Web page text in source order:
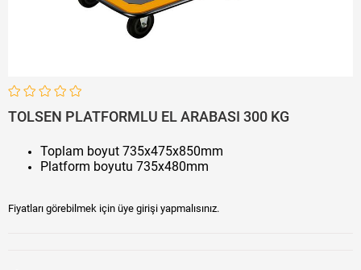
TOLSEN PLATFORMLU EL ARABASI 300 KG
Toplam boyut 735x475x850mm
Platform boyutu 735x480mm
Fiyatları görebilmek için üye girişi yapmalısınız.